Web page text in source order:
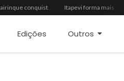
Edições Outros